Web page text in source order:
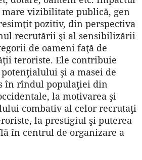
mare vizibilitate publică, gen
pozitiv, din perspectiva
recrutării şi al sensibilizării
de oameni faţă de
teroriste. Ele contribuie
şi a masei de
în rîndul populaţiei din
la motivarea şi
combativ al celor recrutaţi
la prestigiul şi puterea
în centrul de organizare a